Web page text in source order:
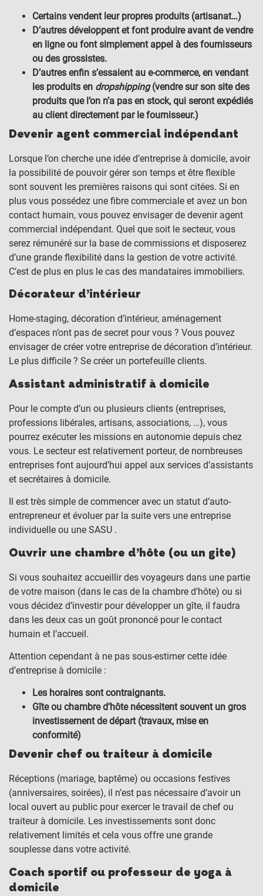
Certains vendent leur propres produits (artisanat…)
D’autres développent et font produire avant de vendre
en ligne ou font simplement appel à des fournisseurs
ou des grossistes.
D’autres enfin s’essaient au e-commerce, en vendant
les produits en dropshipping(vendre sur son site des
produits que l’on n’a pas en stock, qui seront expédiés
au client directement par le fournisseur.)
Devenir agent commercial indépendant
Lorsque l’on cherche une idée d’entreprise à domicile, avoir
la possibilité de pouvoir gérer son temps et être flexible
sont souvent les premières raisons qui sont citées. Si en
plus vous possédez une fibre commerciale et avez un bon
contact humain, vous pouvez envisager de devenir agent
commercial indépendant. Quel que soit le secteur, vous
serez rémunéré sur la base de commissions et disposerez
d’une grande flexibilité dans la gestion de votre activité.
C’est de plus en plus le cas des mandataires immobiliers.
Décorateur d’intérieur
Home-staging, décoration d’intérieur, aménagement
d’espaces n’ont pas de secret pour vous ? Vous pouvez
envisager de créer votre entreprise de décoration d’intérieur.
Le plus difficile ? Se créer un portefeuille clients.
Assistant administratif à domicile
Pour le compte d’un ou plusieurs clients (entreprises,
professions libérales, artisans, associations, …), vous
pourrez exécuter les missions en autonomie depuis chez
vous. Le secteur est relativement porteur, de nombreuses
entreprises font aujourd’hui appel aux services d’assistants
et secrétaires à domicile.
Il est très simple de commencer avec un statut d’auto-
entrepreneur et évoluer par la suite vers une entreprise
individuelle ou une SASU .
Ouvrir une chambre d’hôte (ou un gite)
Si vous souhaitez accueillir des voyageurs dans une partie
de votre maison (dans le cas de la chambre d’hôte) ou si
vous décidez d’investir pour développer un gîte, il faudra
dans les deux cas un goût prononcé pour le contact
humain et l’accueil.
Attention cependant à ne pas sous-estimer cette idée
d’entreprise à domicile :
Les horaires sont contraignants.
Gîte ou chambre d’hôte nécessitent souvent un gros
investissement de départ (travaux, mise en
conformité)
Devenir chef ou traiteur à domicile
Réceptions (mariage, baptême) ou occasions festives
(anniversaires, soirées), il n’est pas nécessaire d’avoir un
local ouvert au public pour exercer le travail de chef ou
traiteur à domicile. Les investissements sont donc
relativement limités et cela vous offre une grande
souplesse dans votre activité.
Coach sportif ou professeur de yoga à
domicile